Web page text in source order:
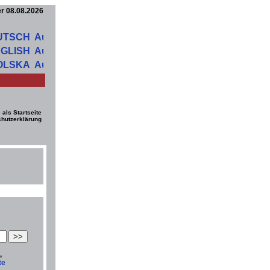
08.08.2026
als Startseite
,